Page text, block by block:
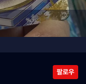
팔로우